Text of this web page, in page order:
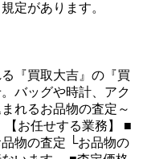
定があります。
『買取大吉』の『買
バッグや時計、アク
れるお品物の査定～
【お任せする業務】
■
物の査定 └お品物の